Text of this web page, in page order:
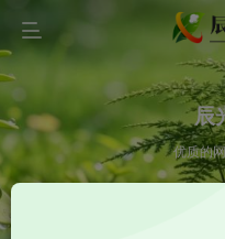
辰
优质的